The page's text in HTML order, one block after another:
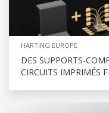
HARTING EUROPE
DES SUPPORTS-
CIRCUITS IMPRIMÉS